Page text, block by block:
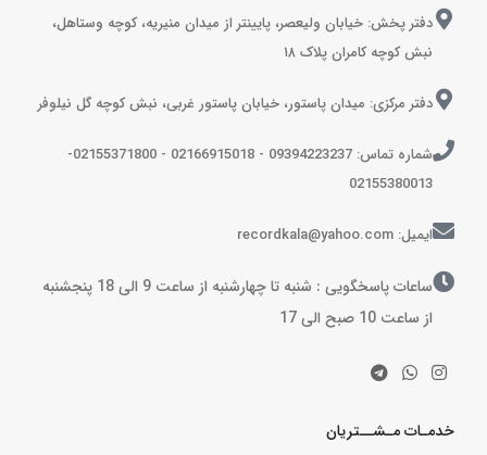
خدمـات مـشــتریان
دفتر پخش: خیابان ولیعصر، پایینتر از میدان منیریه، کوچه وستاهل،
نبش کوچه کامران پلاک ۱۸
دفتر مرکزی: میدان پاستور، خیابان پاستور غربی، نبش کوچه گل نیلوفر
شماره تماس: 09394223237 - 02166915018 - 02155371800-
02155380013
ایمیل: recordkala@yahoo.com
ساعات پاسخگویی : شنبه تا چهارشنبه از ساعت 9 الی 18 پنجشنبه
از ساعت 10 صبح الی 17